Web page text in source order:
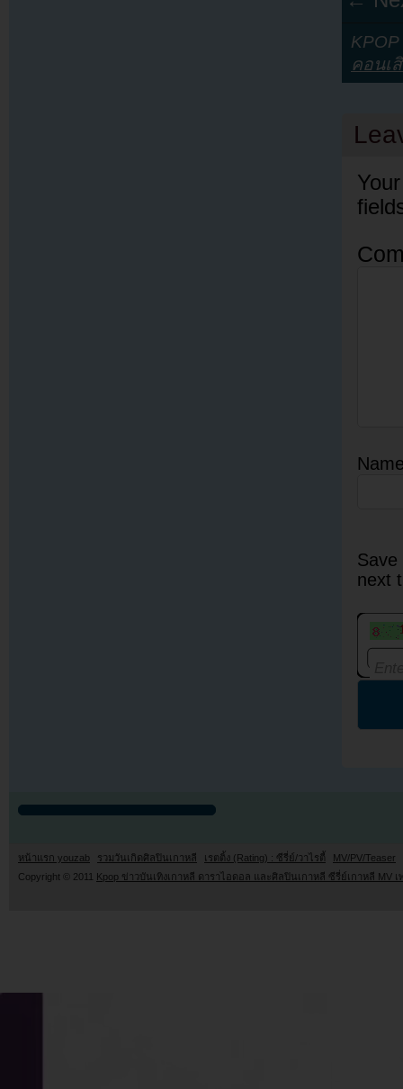
คอนเ
next
หน้าแรก youzab รวมวันเกิดศิลปินเกาหลี เรตติ้ง (Rating) : ซีรี่ย์/วาไรตี้
MV/PV/Teaser
Copyright © 2011
Kpop ข่าวบันเทิงเกาหลี ดาราไอดอล และศิลปินเกาหลี ซีรี่ย์เกาหลี MV